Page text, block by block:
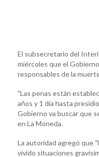
El subsecretario del
miércoles que el
responsables de la
"Las penas están
años y 1 día hasta
Gobierno va buscar que
en La Moneda.
La autoridad agregó que
vivido situaciones